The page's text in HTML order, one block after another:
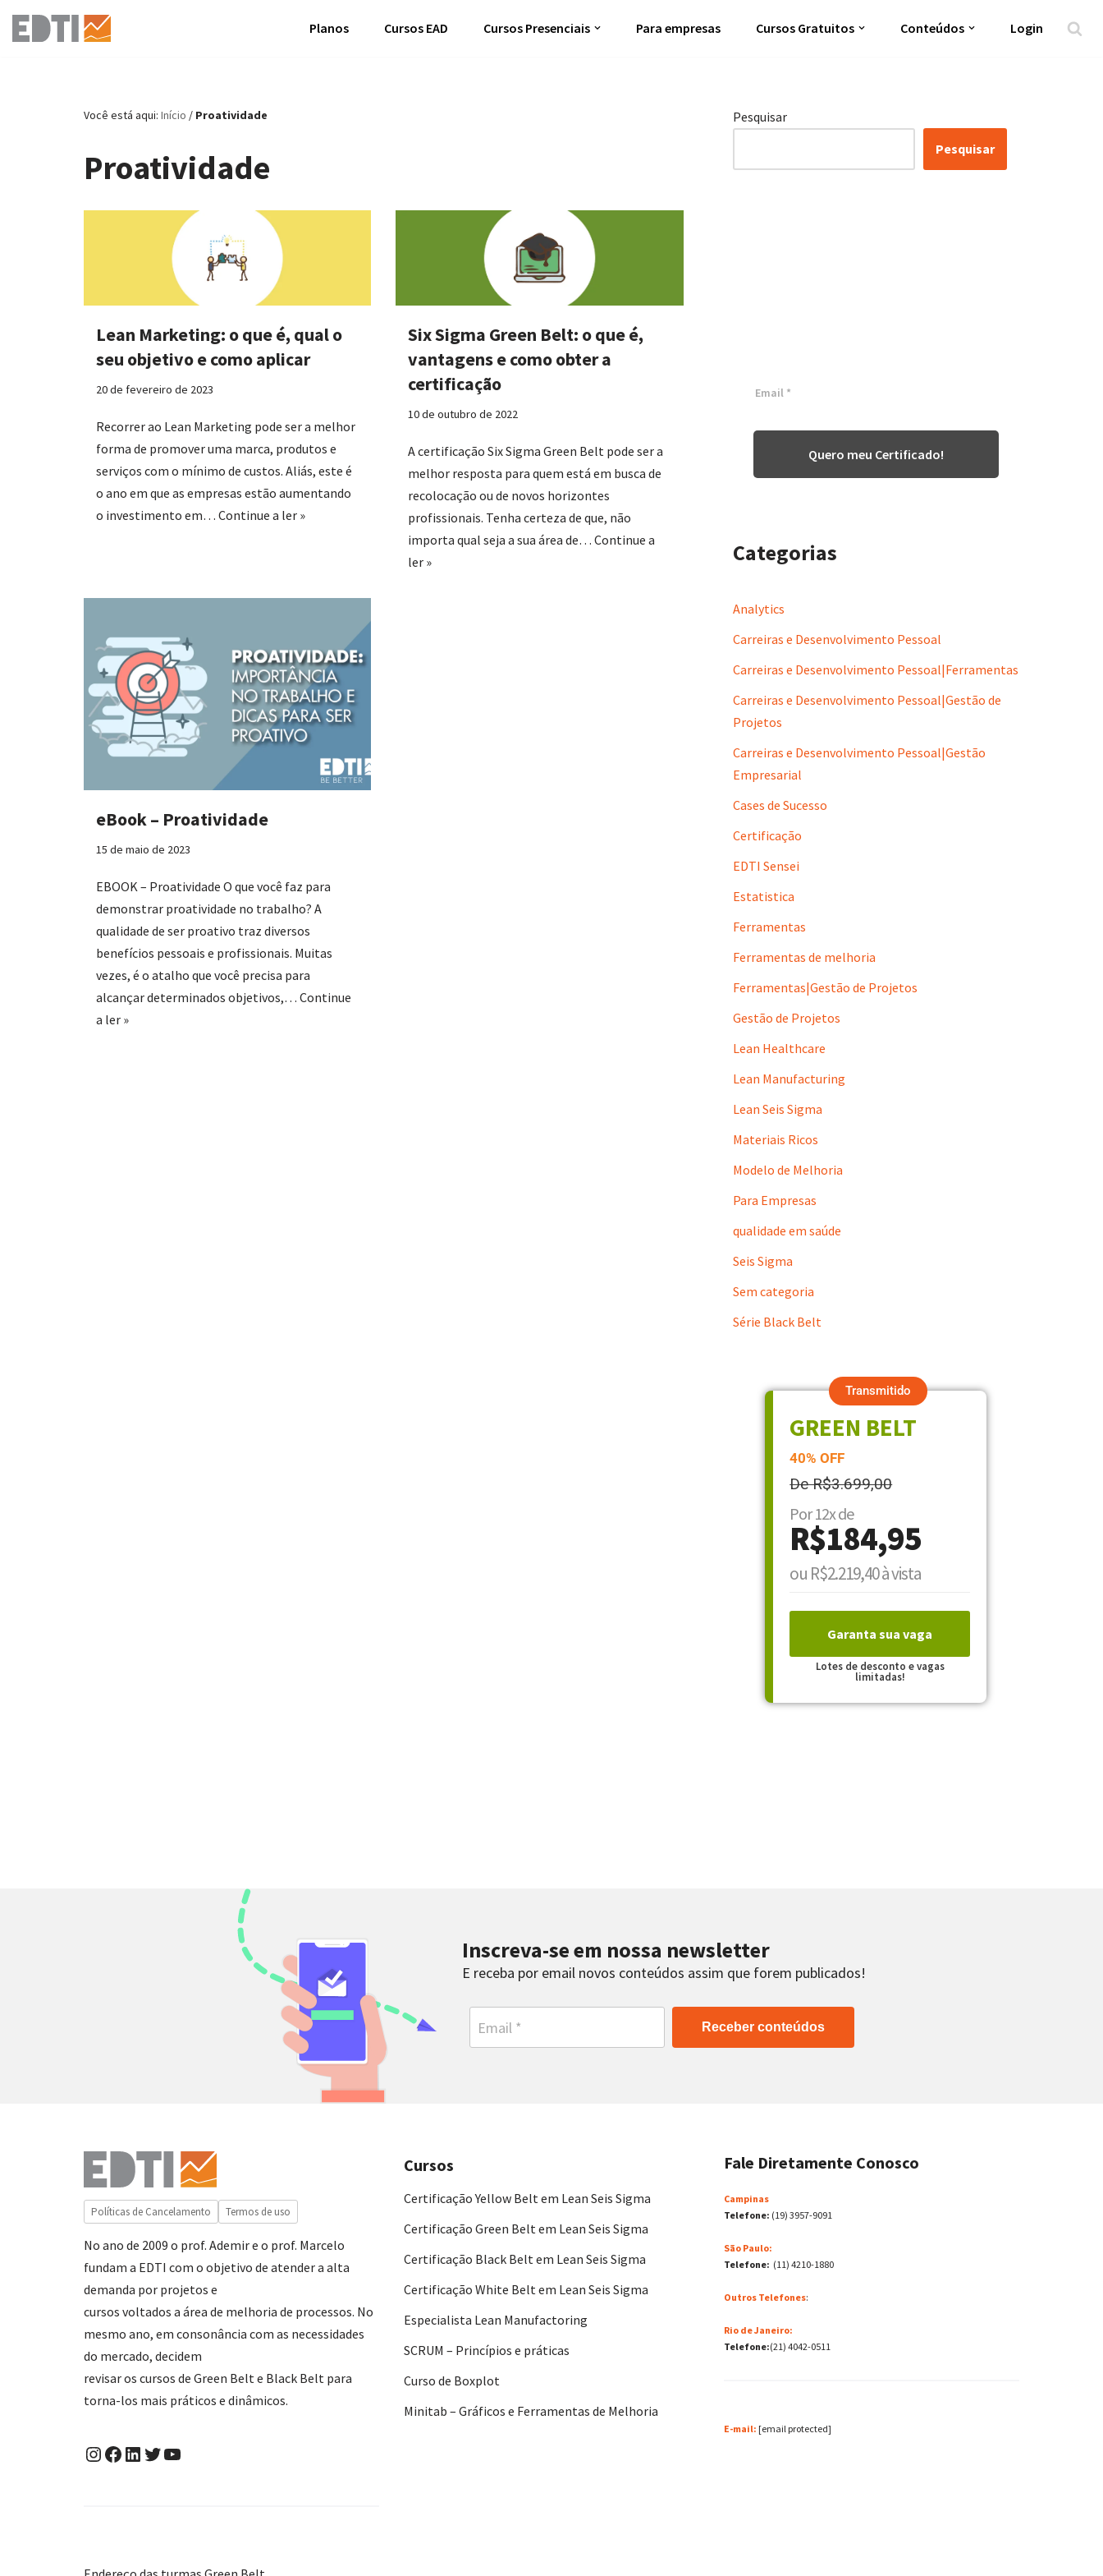
Pular
Planos Cursos EAD Cursos Presenciais Para empresas Cursos Gratuitos Conteúdos Login
Você está aqui: Início / Proatividade
Proatividade
Lean Marketing: o que é, qual o
seu objetivo e como aplicar
20 de fevereiro de 2023
Recorrer ao Lean Marketing pode ser a melhor
forma de promover uma marca, produtos e
serviços com o mínimo de custos. Aliás, este é
o ano em que as empresas estão aumentando
o investimento em… Continue a ler »
Six Sigma Green Belt: o que é,
vantagens e como obter a
certificação
10 de outubro de 2022
A certificação Six Sigma Green Belt pode ser a
melhor resposta para quem está em busca de
recolocação ou de novos horizontes
profissionais. Tenha certeza de que, não
importa qual seja a sua área de…Continue a
ler »
eBook – Proatividade
15 de maio de 2023
EBOOK – Proatividade O que você faz para
demonstrar proatividade no trabalho? A
qualidade de ser proativo traz diversos
benefícios pessoais e profissionais. Muitas
vezes, é o atalho que você precisa para
alcançar determinados objetivos,… Continue
a ler »
Pesquisar
Pesquisar
Quero meu Certificado!
Categorias
Analytics
Carreiras e Desenvolvimento Pessoal
Carreiras e Desenvolvimento Pessoal|Ferramentas
Carreiras e Desenvolvimento Pessoal|Gestão de
Projetos
Carreiras e Desenvolvimento Pessoal|Gestão
Empresarial
Cases de Sucesso
Certificação
EDTI Sensei
Estatistica
Ferramentas
Ferramentas de melhoria
Ferramentas|Gestão de Projetos
Gestão de Projetos
Lean Healthcare
Lean Manufacturing
Lean Seis Sigma
Materiais Ricos
Modelo de Melhoria
Para Empresas
qualidade em saúde
Seis Sigma
Sem categoria
Série Black Belt
Transmitido
GREEN BELT
40% OFF
De R$3.699,00
Por 12x de
R$184,95
ou R$2.219,40 à vista
Garanta sua vaga
Lotes de desconto e vagas
limitadas!
Inscreva-se em nossa newsletter
E receba por email novos conteúdos assim que forem publicados!
Receber conteúdos
Políticas de Cancelamento Termos de uso
No ano de 2009 o prof. Ademir e o prof. Marcelo
fundam a EDTI com o objetivo de atender a alta
demanda por projetos e
cursos voltados a área de melhoria de processos. No
mesmo ano, em consonância com as necessidades
do mercado, decidem
revisar os cursos de Green Belt e Black Belt para
torna-los mais práticos e dinâmicos.
Cursos
Certificação Yellow Belt em Lean Seis Sigma
Certificação Green Belt em Lean Seis Sigma
Certificação Black Belt em Lean Seis Sigma
Certificação White Belt em Lean Seis Sigma
Especialista Lean Manufactoring
SCRUM – Princípios e práticas
Curso de Boxplot
Minitab – Gráficos e Ferramentas de Melhoria
Fale Diretamente Conosco
Campinas
Telefone: (19) 3957-9091
São Paulo:
Telefone: (11) 4210-1880
Outros Telefones:
Rio de Janeiro:
Telefone:(21) 4042-0511
E-mail: [email protected]